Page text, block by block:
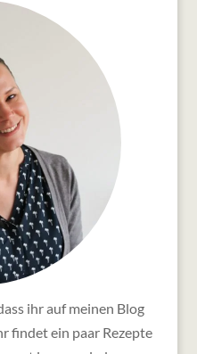
ihr auf meinen Blog
findet ein paar Rezepte